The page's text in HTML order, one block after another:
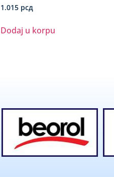
1.015 рсд
Dodaj u korpu